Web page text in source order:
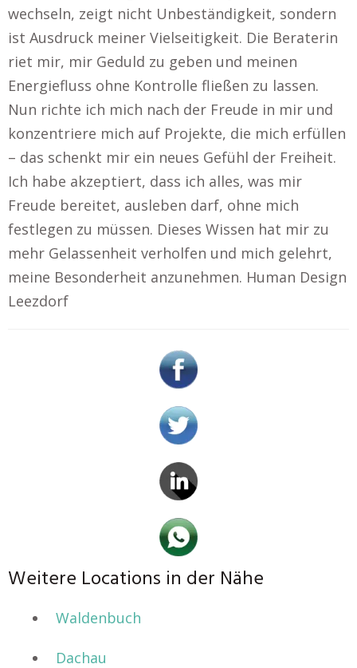
wechseln, zeigt nicht Unbeständigkeit, sondern
ist Ausdruck meiner Vielseitigkeit. Die Beraterin
riet mir, mir Geduld zu geben und meinen
Energiefluss ohne Kontrolle fließen zu lassen.
Nun richte ich mich nach der Freude in mir und
konzentriere mich auf Projekte, die mich erfüllen
– das schenkt mir ein neues Gefühl der Freiheit.
Ich habe akzeptiert, dass ich alles, was mir
Freude bereitet, ausleben darf, ohne mich
festlegen zu müssen. Dieses Wissen hat mir zu
mehr Gelassenheit verholfen und mich gelehrt,
meine Besonderheit anzunehmen. Human Design
Leezdorf
Weitere Locations in der Nähe
Waldenbuch
Dachau